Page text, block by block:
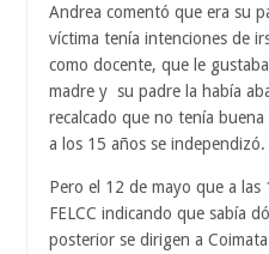
Andrea comentó que era su
víctima tenía intenciones de
como docente, que le
madre y su padre la había
recalcado que no tenía
a los 15 años se independizó.
Pero el 12 de mayo que a
FELCC indicando que sabía
posterior se dirigen a